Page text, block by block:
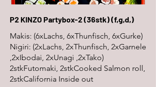
P2 KINZO Partybox-2 (36stk) (f,g,d,)
Makis: (6xLachs, 6xThunfisch, 6xGurke)
Nigiri: (2xLachs, 2xThunfisch, 2xGarnele
,2xIbodai, 2xUnagi ,2xTako)
2stkFutomaki, 2stkCooked Salmon roll,
2stkCalifornia Inside out